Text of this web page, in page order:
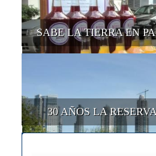
SABE LA TIERRA EN
30 AÑOS LA